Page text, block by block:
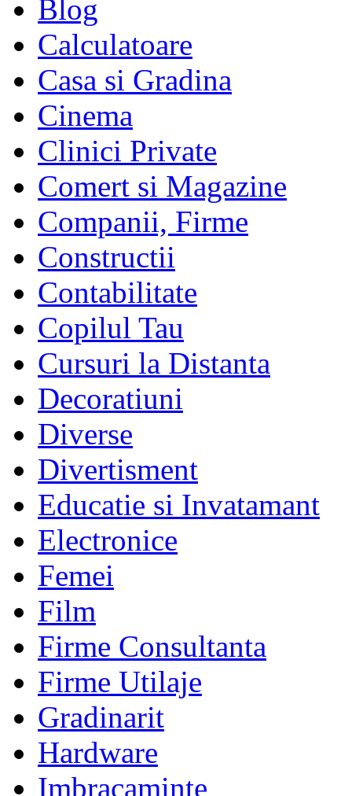
Blog
Calculatoare
Casa si Gradina
Cinema
Clinici Private
Comert si Magazine
Companii, Firme
Constructii
Contabilitate
Copilul Tau
Cursuri la Distanta
Decoratiuni
Diverse
Divertisment
Educatie si Invatamant
Electronice
Femei
Film
Firme Consultanta
Firme Utilaje
Gradinarit
Hardware
Imbracaminte